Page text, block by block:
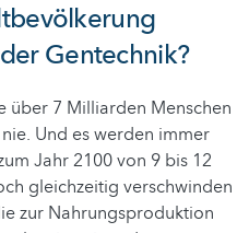
Gentechnik?
über 7 Milliarden Menschen
Und es werden immer
Jahr 2100 von 9 bis 12
gleichzeitig verschwinden
zur Nahrungsproduktion